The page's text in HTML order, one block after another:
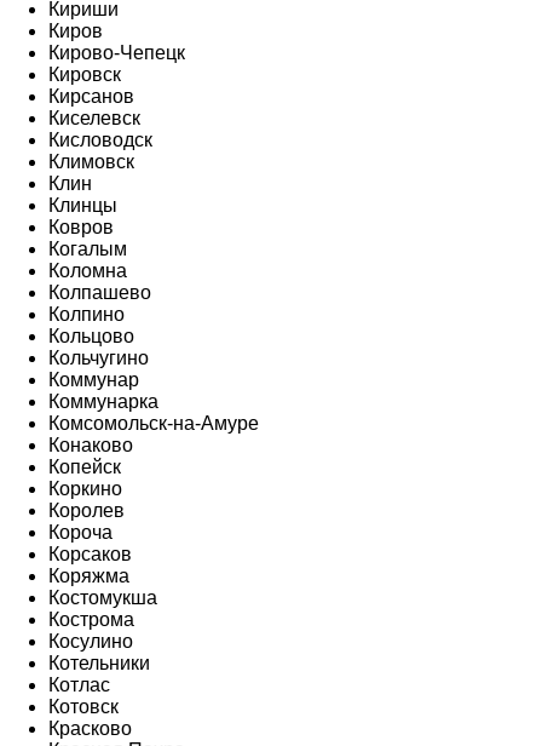
Кириши
Киров
Кирово-Чепецк
Кировск
Кирсанов
Киселевск
Кисловодск
Климовск
Клин
Клинцы
Ковров
Когалым
Коломна
Колпашево
Колпино
Кольцово
Кольчугино
Коммунар
Коммунарка
Комсомольск-на-Амуре
Конаково
Копейск
Коркино
Королев
Короча
Корсаков
Коряжма
Костомукша
Кострома
Косулино
Котельники
Котлас
Котовск
Красково